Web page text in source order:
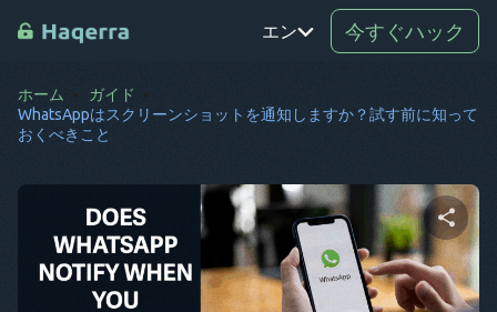
エン
白金
ロ
デ
SV
今すぐハック
ホーム
ガイド
WhatsAppはスクリーンショットを通知しますか？試す前に知って
おくべきこと
この記事をシェアする